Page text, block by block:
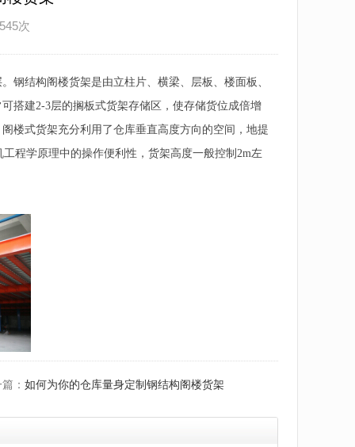
次
钢结构阁楼货架是由立柱片、横梁、层板、楼面板、
搭建2-3层的搁板式货架存储区，使存储货位成倍增
楼式货架充分利用了仓库垂直高度方向的空间，地提
程学原理中的操作便利性，货架高度一般控制2m左
： 如何为你的仓库量身定制钢结构阁楼货架